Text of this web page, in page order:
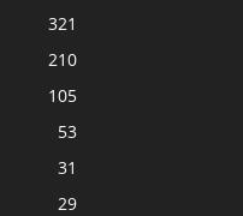
321
210
105
53
31
29